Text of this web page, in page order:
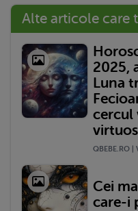
Alte articole care
2025,
Luna
cercul
QBEBE.RO |
Cei
care-i